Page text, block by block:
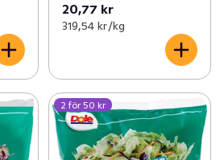
20,77 kr
319,54 kr /kg
2 för 50 kr